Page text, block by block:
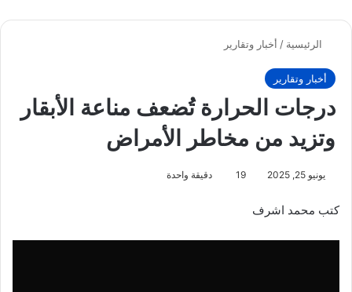
الرئيسية / أخبار وتقارير
أخبار وتقارير
درجات الحرارة تُضعف مناعة الأبقار
وتزيد من مخاطر الأمراض
يونيو 25, 2025 19 دقيقة واحدة
كتب محمد اشرف